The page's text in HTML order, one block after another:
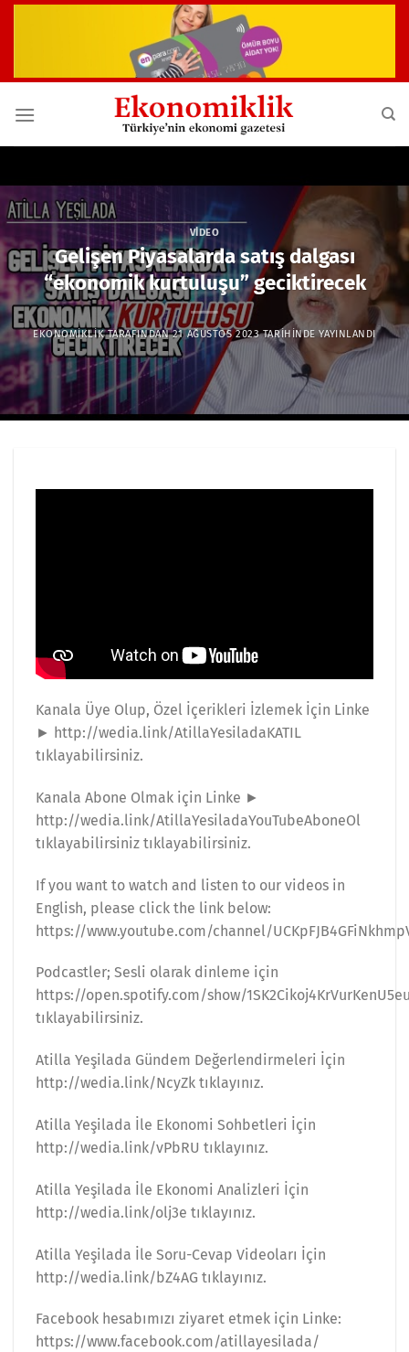
VIDEO
Gelişen Piyasalarda satış dalgası
“ekonomik kurtuluşu” geciktirecek
EKONOMIKLIKTARAFINDAN 21 AĞUSTOS 2023TARIHINDE YAYINLANDI
Kanala Üye Olup, Özel İçerikleri İzlemek İçin Linke
► http://wedia.link/AtillaYesiladaKATIL
tıklayabilirsiniz.
Kanala Abone Olmak için Linke ►
http://wedia.link/AtillaYesiladaYouTubeAboneOl
tıklayabilirsiniz tıklayabilirsiniz.
If you want to watch and listen to our videos in
English, please click the link below:
https://www.youtube.com/channel/
Podcastler; Sesli olarak dinleme için
https://open.spotify.com/show/
tıklayabilirsiniz.
Atilla Yeşilada Gündem Değerlendirmeleri İçin
http://wedia.link/NcyZk tıklayınız.
Atilla Yeşilada İle Ekonomi Sohbetleri İçin
http://wedia.link/vPbRU tıklayınız.
Atilla Yeşilada İle Ekonomi Analizleri İçin
http://wedia.link/olj3e tıklayınız.
Atilla Yeşilada İle Soru-Cevap Videoları İçin
http://wedia.link/bZ4AG tıklayınız.
Facebook hesabımızı ziyaret etmek için Linke:
https://www.facebook.com/atillayesilada/